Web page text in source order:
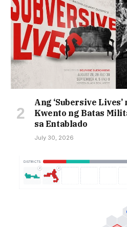
Ang ‘Subersive
Kwento ng Batas
sa Entablado
July 30, 2026